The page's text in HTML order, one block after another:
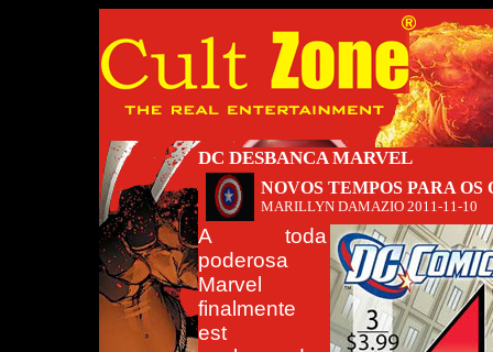
DC DESBANCA MARVEL
NOVOS TEMPOS PARA OS
MARILLYN DAMAZIO 2011-11-10
A toda
poderosa
Marvel
finalmente
est